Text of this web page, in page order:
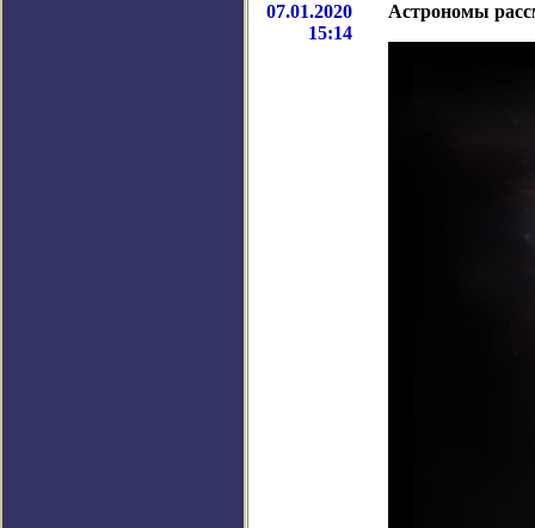
07.01.2020
15:14
Астрономы